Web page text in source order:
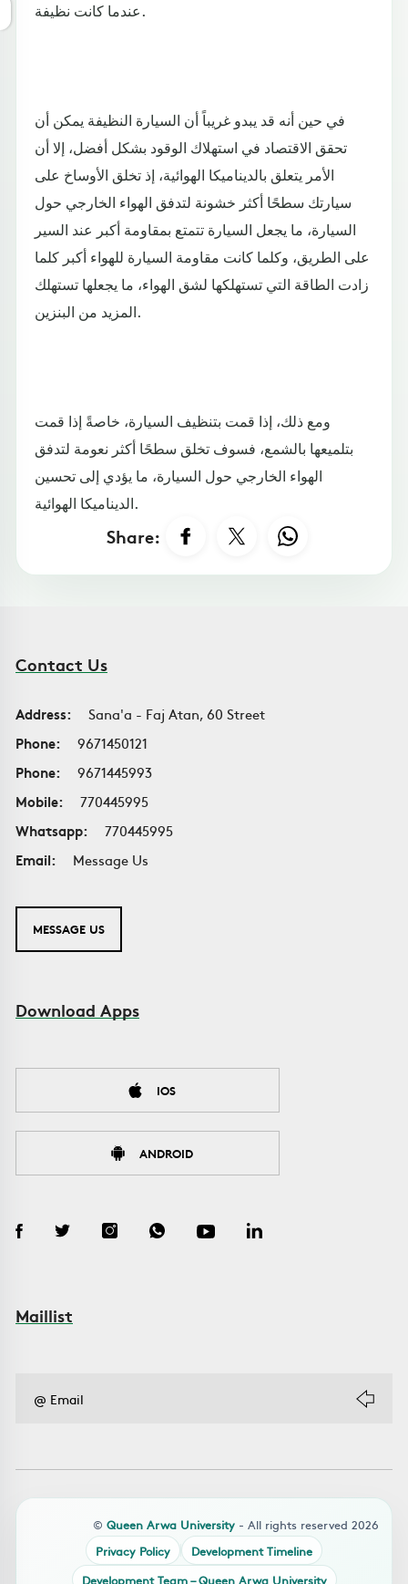
عندما كانت نظيفة.
في حين أنه قد يبدو غريباً أن السيارة النظيفة يمكن أن
تحقق الاقتصاد في استهلاك الوقود بشكل أفضل، إلا أن
الأمر يتعلق بالديناميكا الهوائية، إذ تخلق الأوساخ على
سيارتك سطحًا أكثر خشونة لتدفق الهواء الخارجي حول
السيارة، ما يجعل السيارة تتمتع بمقاومة أكبر عند السير
على الطريق، وكلما كانت مقاومة السيارة للهواء أكبر كلما
زادت الطاقة التي تستهلكها لشق الهواء، ما يجعلها تستهلك
المزيد من البنزين.
ومع ذلك، إذا قمت بتنظيف السيارة، خاصةً إذا قمت
بتلميعها بالشمع، فسوف تخلق سطحًا أكثر نعومة لتدفق
الهواء الخارجي حول السيارة، ما يؤدي إلى تحسين
الديناميكا الهوائية.
Share:
Contact Us
Address:
Sana'a - Faj Atan, 60 Street
Phone:
9671450121
Phone:
9671445993
Mobile:
770445995
Whatsapp:
770445995
Email:
Message Us
MESSAGE US
Download Apps
IOS
ANDROID
Maillist
© Queen Arwa University - All rights reserved 2026
Privacy Policy
Development Timeline
Development Team – Queen Arwa University